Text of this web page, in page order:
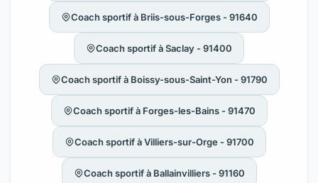
Coach sportif à Briis-sous-Forges - 91640
Coach sportif à Saclay - 91400
Coach sportif à Boissy-sous-Saint-Yon - 91790
Coach sportif à Forges-les-Bains - 91470
Coach sportif à Villiers-sur-Orge - 91700
Coach sportif à Ballainvilliers - 91160